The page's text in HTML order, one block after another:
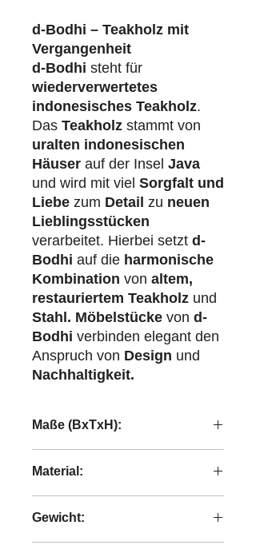
d-Bodhi – Teakholz mit
Vergangenheit
d-Bodhi steht für
wiederverwertetes
indonesisches Teakholz.
Das Teakholz stammt von
uralten indonesischen
Häuser auf der Insel Java
und wird mit viel Sorgfalt und
Liebe zum Detail zu neuen
Lieblingsstücken
verarbeitet. Hierbei setzt d-
Bodhi auf die harmonische
Kombination von altem,
restauriertem Teakholz und
Stahl. Möbelstücke von d-
Bodhi verbinden elegant den
Anspruch von Design und
Nachhaltigkeit.
Maße (BxTxH):
Material:
Gewicht: